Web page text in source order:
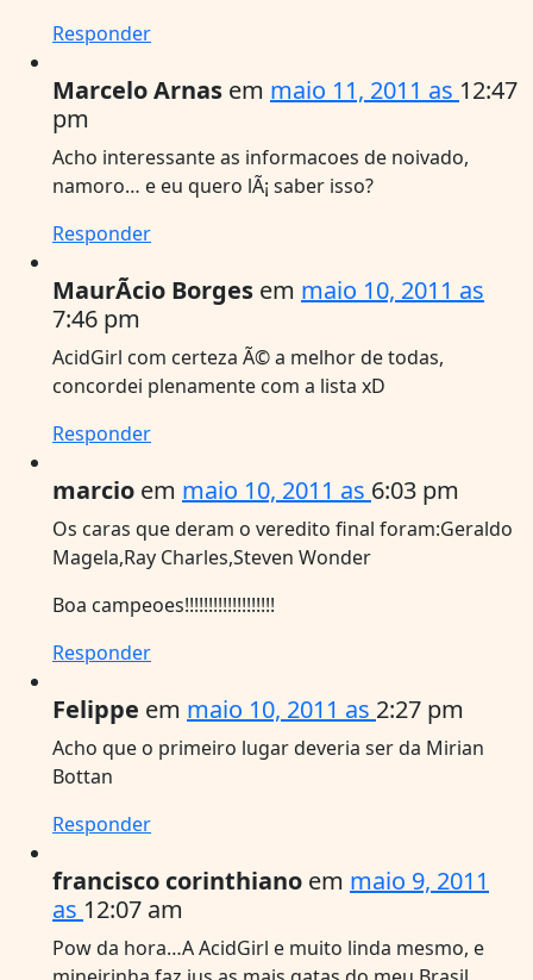
Responder
Marcelo Arnas em maio 11, 2011 as 12:47
pm
Acho interessante as informacoes de noivado,
namoro… e eu quero lÃ¡ saber isso?
Responder
MaurÃ­cio Borges em maio 10, 2011 as
7:46 pm
AcidGirl com certeza Ã© a melhor de todas,
concordei plenamente com a lista xD
Responder
marcio em maio 10, 2011 as 6:03 pm
Os caras que deram o veredito final foram:Geraldo
Magela,Ray Charles,Steven Wonder
Boa campeoes!!!!!!!!!!!!!!!!!!!
Responder
Felippe em maio 10, 2011 as 2:27 pm
Acho que o primeiro lugar deveria ser da Mirian
Bottan
Responder
francisco corinthiano em maio 9, 2011
as 12:07 am
Pow da hora…A AcidGirl e muito linda mesmo, e